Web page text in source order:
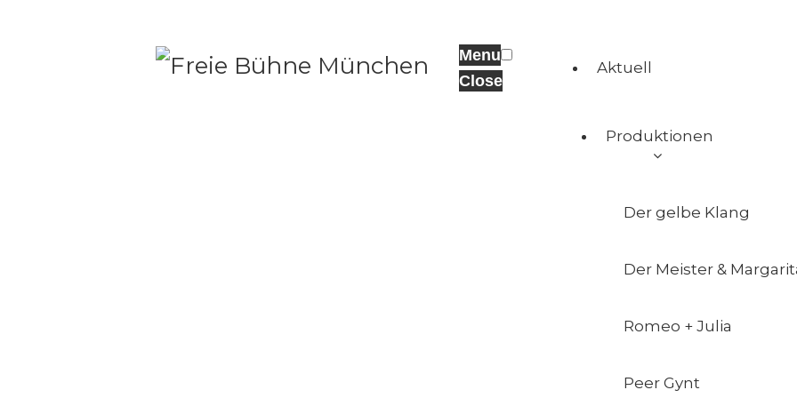
Menu
Aktuell
Produktionen
Der gelbe Klang
Der Meister &
Romeo + Julia
Peer Gynt
Close